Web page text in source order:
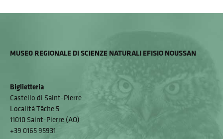
MUSEO REGIONALE DI SCIENZE NATURALI EFISIO NOUSSAN
Biglietteria
Castello di Saint-Pierre
Località Tâche 5
11010 Saint-Pierre (AO)
+39 0165 95931